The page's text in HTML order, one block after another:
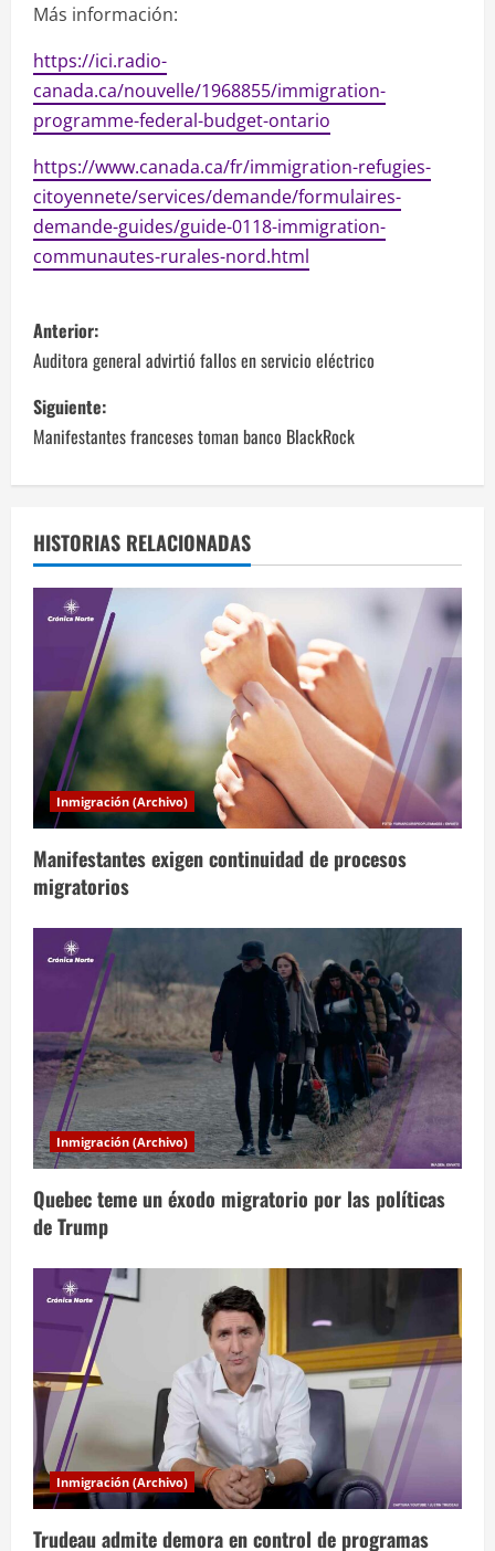
Más información:
https://ici.radio-
canada.ca/nouvelle/1968855/immigration-
programme-federal-budget-ontario
https://www.canada.ca/fr/immigration-refugies-
citoyennete/services/demande/formulaires-
demande-guides/guide-0118-immigration-
communautes-rurales-nord.html
N
a
v
e
a
c
ó
n
d
e
e
n
a
d
a
s
Anterior:
Auditora general advirtió fallos en servicio eléctrico
Siguiente:
Manifestantes franceses toman banco BlackRock
HISTORIAS RELACIONADAS
Inmigración (Archivo)
Manifestantes exigen continuidad de procesos
migratorios
Inmigración (Archivo)
Quebec teme un éxodo migratorio por las políticas
de Trump
Inmigración (Archivo)
Trudeau admite demora en control de programas